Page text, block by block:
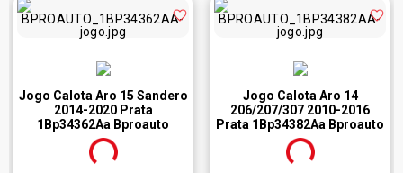
Jogo Calota Aro 15 Sandero
2014-2020 Prata
1Bp34362Aa Bproauto
Jogo Calota Aro 14
206/207/307 2010-2016
Prata 1Bp34382Aa Bproauto